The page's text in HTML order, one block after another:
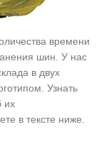
времени
шин. У нас
в двух
Узнать
их
в тексте ниже.